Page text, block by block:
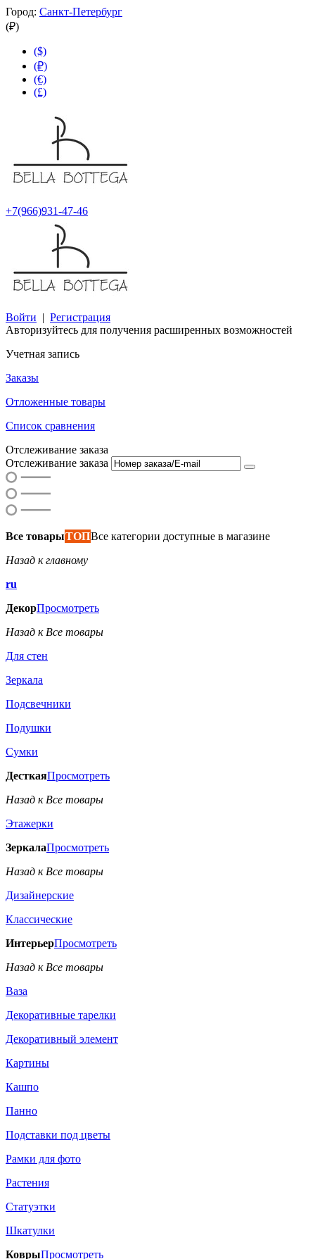
Город: Санкт-Петербург
(₽)
($)
(₽)
(€)
(£)
+7(966)931-47-46
Войти | Регистрация
Авторизуйтесь для получения расширенных возможностей
Учетная запись
Заказы
Отложенные товары
Список сравнения
Отслеживание заказа
Отслеживание заказа
Все товарыТОПВсе категории доступные в магазине
Назад к главному
ru
ДекорПросмотреть
Назад к Все товары
Для стен
Зеркала
Подсвечники
Подушки
Сумки
ДесткаяПросмотреть
Назад к Все товары
Этажерки
ЗеркалаПросмотреть
Назад к Все товары
Дизайнерские
Классические
ИнтерьерПросмотреть
Назад к Все товары
Ваза
Декоративные тарелки
Декоративный элемент
Картины
Кашпо
Панно
Подставки под цветы
Рамки для фото
Растения
Статуэтки
Шкатулки
КоврыПросмотреть